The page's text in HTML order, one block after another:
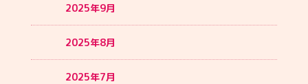
2025年9月
2025年8月
2025年7月